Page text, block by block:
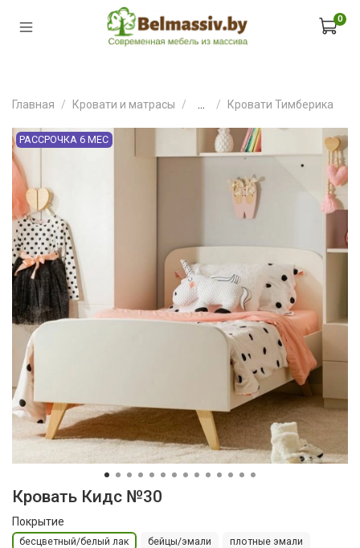
0
Главная Кровати и матрасы Кровати Тимберика
РАССРОЧКА 6 МЕС
Кровать Кидс №30
Покрытие
бесцветный/белый лак бейцы/эмали плотные эмали